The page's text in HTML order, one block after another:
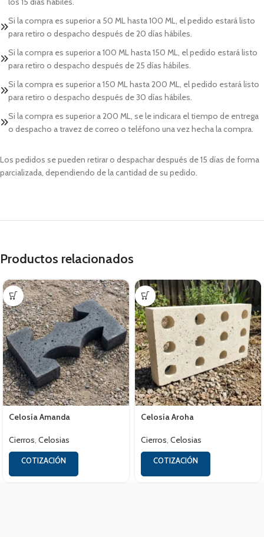
Si la compra es superior a 50 ML hasta 100 ML, el pedido estará listo
para retiro o despacho después de 20 días hábiles.
Si la compra es superior a 100 ML hasta 150 ML, el pedido estará listo
para retiro o despacho después de 25 días hábiles.
Si la compra es superior a 150 ML hasta 200 ML, el pedido estará listo
para retiro o despacho después de 30 días hábiles.
Si la compra es superior a 200 ML, se le indicara el tiempo de entrega
o despacho a travez de correo o teléfono una vez hecha la compra.
Los pedidos se pueden retirar o despachar después de 15 días de forma
parcializada, dependiendo de la cantidad de su pedido.
Productos relacionados
Celosía Amanda
Cierros, Celosias
COTIZACIÓN
Celosía Aroha
Cierros, Celosias
COTIZACIÓN